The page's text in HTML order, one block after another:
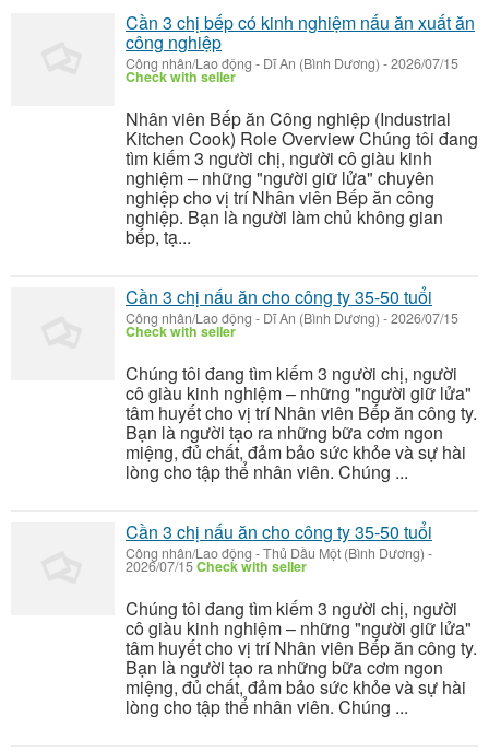
Cần 3 chị bếp có kinh nghiệm nấu ăn xuất ăn
công nghiệp
Công nhân/Lao động - Dĩ An (Bình Dương) -2026/07/15
Check with seller
Nhân viên Bếp ăn Công nghiệp (Industrial
Kitchen Cook) Role Overview Chúng tôi đang
tìm kiếm 3 người chị, người cô giàu kinh
nghiệm – những "người giữ lửa" chuyên
nghiệp cho vị trí Nhân viên Bếp ăn công
nghiệp. Bạn là người làm chủ không gian
bếp, tạ...
Cần 3 chị nấu ăn cho công ty 35-50 tuổi
Công nhân/Lao động - Dĩ An (Bình Dương) -2026/07/15
Check with seller
Chúng tôi đang tìm kiếm 3 người chị, người
cô giàu kinh nghiệm – những "người giữ lửa"
tâm huyết cho vị trí Nhân viên Bếp ăn công ty.
Bạn là người tạo ra những bữa cơm ngon
miệng, đủ chất, đảm bảo sức khỏe và sự hài
lòng cho tập thể nhân viên. Chúng ...
Cần 3 chị nấu ăn cho công ty 35-50 tuổi
Công nhân/Lao động -Thủ Dầu Một (Bình Dương) -
2026/07/15Check with seller
Chúng tôi đang tìm kiếm 3 người chị, người
cô giàu kinh nghiệm – những "người giữ lửa"
tâm huyết cho vị trí Nhân viên Bếp ăn công ty.
Bạn là người tạo ra những bữa cơm ngon
miệng, đủ chất, đảm bảo sức khỏe và sự hài
lòng cho tập thể nhân viên. Chúng ...